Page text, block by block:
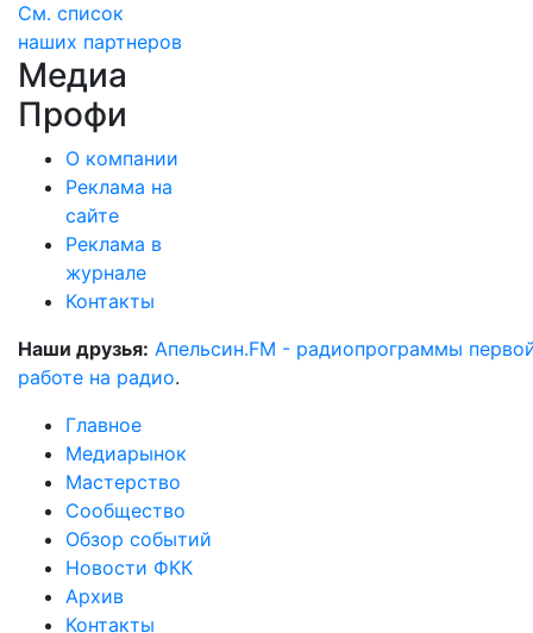
См. список
наших партнеров
Медиа
Профи
О компании
Реклама на
сайте
Реклама в
журнале
Контакты
Наши друзья: Апельсин.FM - радиопрограммы
работе на радио.
Главное
Медиарынок
Мастерство
Сообщество
Обзор событий
Новости ФКК
Архив
Контакты